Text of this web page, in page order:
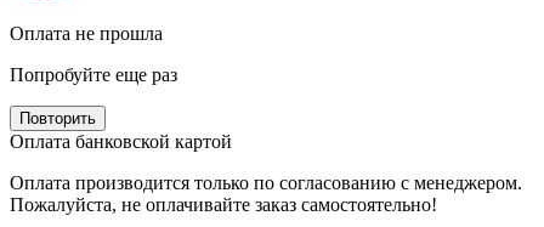
Оплата не прошла
Попробуйте еще раз
Повторить
Оплата банковской картой
Оплата производится только по согласованию с менеджером.
Пожалуйста, не оплачивайте заказ самостоятельно!